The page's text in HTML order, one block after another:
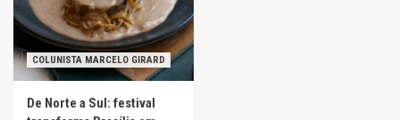
COLUNISTA MARCELO GIRARD
De Norte a Sul: festival